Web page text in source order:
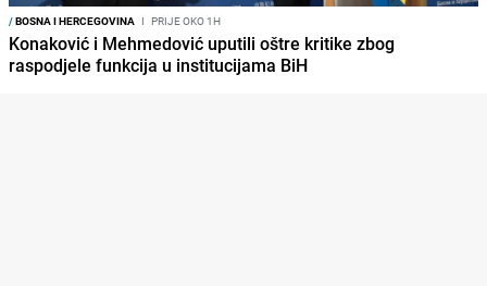
/BOSNA I HERCEGOVINA I PRIJE OKO 1H
Konaković i Mehmedović uputili oštre kritike zbog
raspodjele funkcija u institucijama BiH